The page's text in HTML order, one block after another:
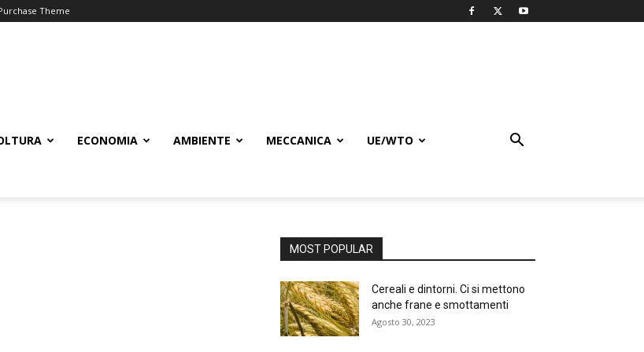
Theme
ECONOMIA AMBIENTE MECCANICA UE/WTO
MOST POPULAR
Cereali e dintorni. Ci si mettono
anche frane e smottamenti
Agosto 30, 2023